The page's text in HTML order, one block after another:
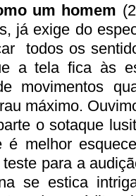
um homem
já exige do
todos os
a tela fica às
movimentos
máximo.
o sotaque
é melhor
para a
se estica